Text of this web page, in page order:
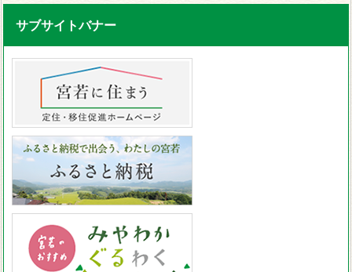
サブサイトバナー